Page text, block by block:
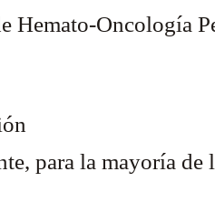
Hemato-Oncología
para la mayoría de